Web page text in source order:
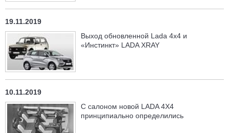
19.11.2019
Выход обновленной Lada 4x4 и
«Инстинкт» LADA XRAY
10.11.2019
С салоном новой LADA 4X4
принципиально определились